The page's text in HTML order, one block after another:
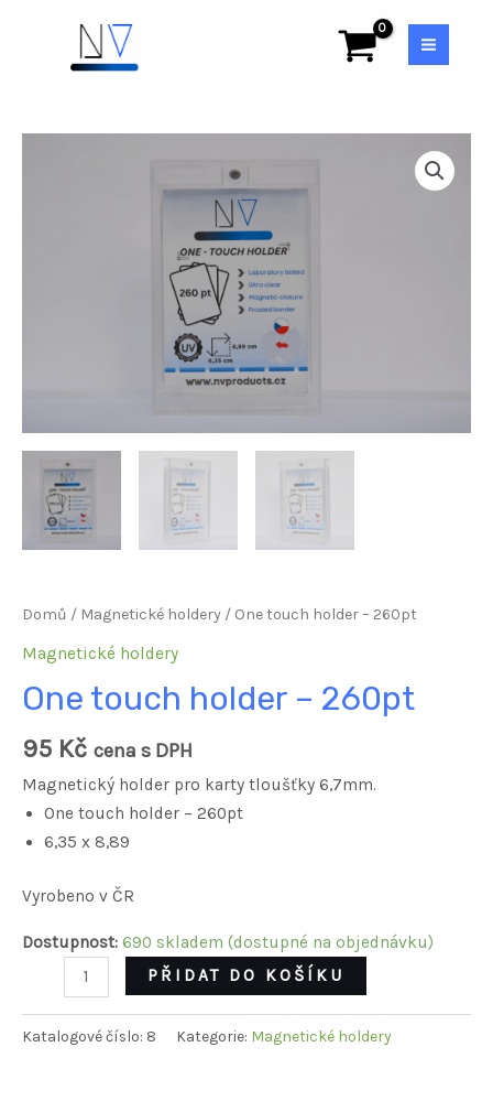
Domů / Magnetické holdery / One touch holder – 260pt
Magnetické holdery
One touch holder – 260pt
95 Kč cena s DPH
Magnetický holder pro karty tloušťky 6,7mm.
One touch holder – 260pt
6,35 x 8,89
Vyrobeno v ČR
Dostupnost: 690 skladem (dostupné na objednávku)
PŘIDAT DO KOŠÍKU
Katalogové číslo: 8 Kategorie: Magnetické holdery